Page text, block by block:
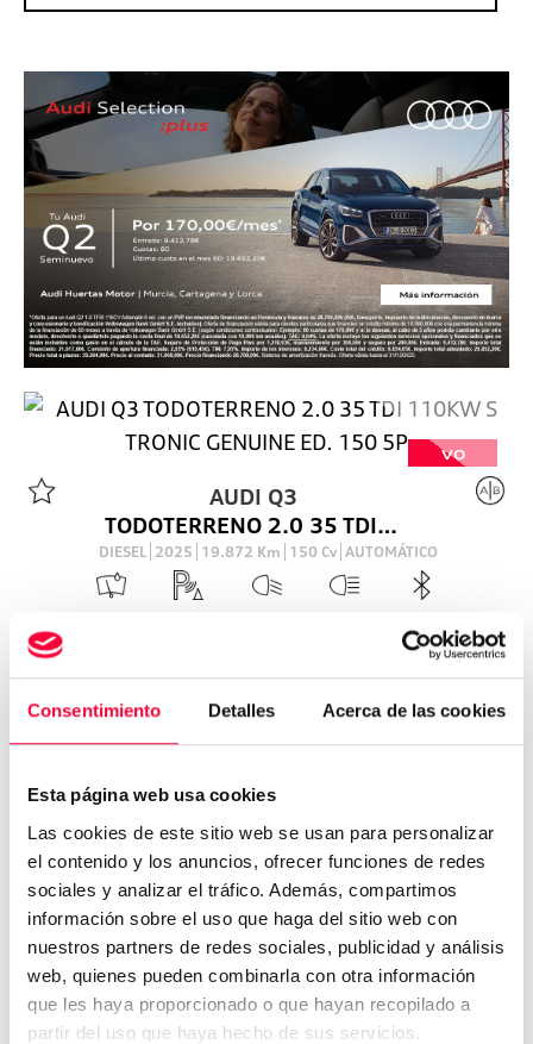
Consentimiento Detalles Acerca de las cookies
Esta página web usa cookies
Las cookies de este sitio web se usan para personalizar
el contenido y los anuncios, ofrecer funciones de redes
sociales y analizar el tráfico. Además, compartimos
información sobre el uso que haga del sitio web con
nuestros partners de redes sociales, publicidad y análisis
web, quienes pueden combinarla con otra información
que les haya proporcionado o que hayan recopilado a
partir del uso que haya hecho de sus servicios.
VO
AUDI Q3
TODOTERRENO 2.0 35 TDI 110KW S TRONIC GENUINE ED. 150 5P
DIESEL 2025 19.872 Km 150 Cv AUTOMÁTICO